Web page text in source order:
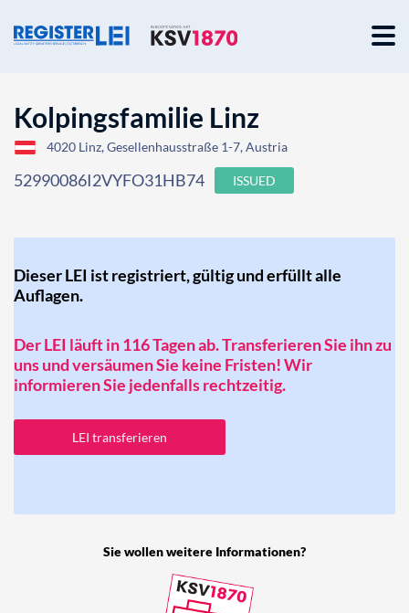
Kolpingsfamilie Linz
4020 Linz, Gesellenhausstraße 1-7, Austria
52990086I2VYFO31HB74 ISSUED
Dieser LEI ist registriert, gültig und erfüllt alle
Auflagen.
Der LEI läuft in 116 Tagen ab. Transferieren Sie ihn zu
uns und versäumen Sie keine Fristen! Wir
informieren Sie jedenfalls rechtzeitig.
LEI transferieren
Sie wollen weitere Informationen?